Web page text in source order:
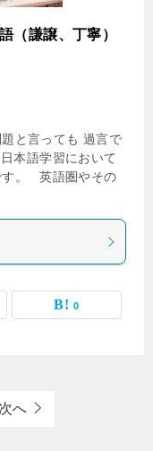
（謙譲、丁寧）
と言っても 過言で
本語学習において
す。 英語圏やその
0
次へ